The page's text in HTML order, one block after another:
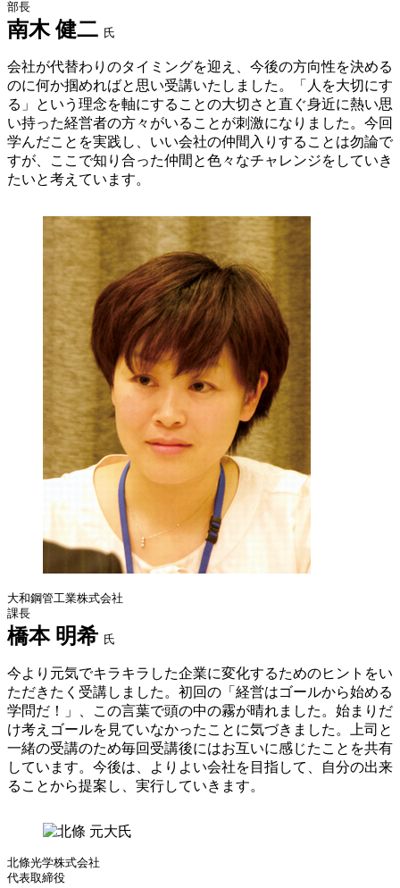
部長
南木 健二 氏
会社が代替わりのタイミングを迎え、今後の方向性を決める
のに何か掴めればと思い受講いたしました。「人を大切にす
る」という理念を軸にすることの大切さと直ぐ身近に熱い思
い持った経営者の方々がいることが刺激になりました。今回
学んだことを実践し、いい会社の仲間入りすることは勿論で
すが、ここで知り合った仲間と色々なチャレンジをしていき
たいと考えています。
大和鋼管工業株式会社
課長
橋本 明希 氏
今より元気でキラキラした企業に変化するためのヒントをい
ただきたく受講しました。初回の「経営はゴールから始める
学問だ！」、この言葉で頭の中の霧が晴れました。始まりだ
け考えゴールを見ていなかったことに気づきました。上司と
一緒の受講のため毎回受講後にはお互いに感じたことを共有
しています。今後は、よりよい会社を目指して、自分の出来
ることから提案し、実行していきます。
北條光学株式会社
代表取締役